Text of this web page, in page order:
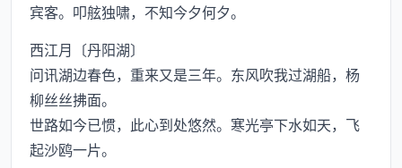
宾客。叩舷独啸，不知今夕何夕。
西江月〔丹阳湖〕
问讯湖边春色，重来又是三年。东风吹我过湖船，杨
柳丝丝拂面。
世路如今已惯，此心到处悠然。寒光亭下水如天，飞
起沙鸥一片。